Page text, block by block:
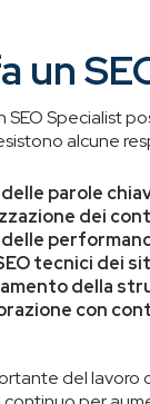
un
SEO Specialist
alcune
parole
dei
tecnici dei
della
con
del lavoro